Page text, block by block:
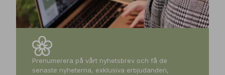
Prenumerera på vårt nyhetsbrev och få de
senaste nyheterna, exklusiva erbjudanden,